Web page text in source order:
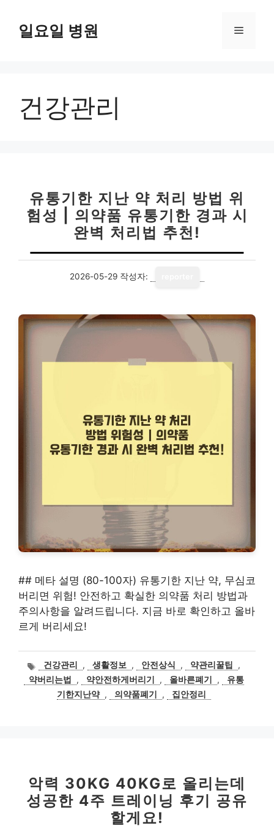
일요일 병원 메
건강관리
유통기한 지난 약 처리 방법 위
험성 | 의약품 유통기한 경과 시
완벽 처리법 추천!
2026-05-29 작성자:
## 메타 설명 (80-100자) 유통기한 지난 약, 무심코
버리면 위험! 안전하고 확실한 의약품 처리 방법과
주의사항을 알려드립니다. 지금 바로 확인하고 올바
르게 버리세요!
태
그
건강관리 , 생활정보 , 안전상식 , 약관리꿀팁
,
약버리는법
, 약안전하게버리기 , 올바른폐기 ,
유통
기한지난약 , 의약품폐기 , 집안정리
악력 30KG 40KG로 올리는데
성공한 4주 트레이닝 후기 공유
할게요!